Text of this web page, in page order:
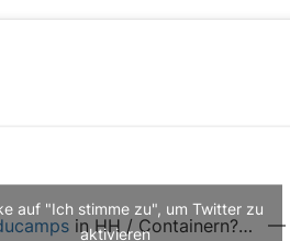
in HH / Containern?…
—
auf "Ich stimme zu", um Twitter zu
aktivieren